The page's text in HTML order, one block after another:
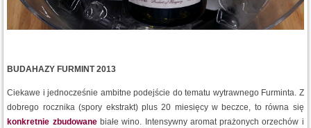
BUDAHAZY FURMINT 2013
Ciekawe i jednocześnie ambitne podejście do tematu wytrawnego Furminta. Z
dobrego rocznika (spory ekstrakt) plus 20 miesięcy w beczce, to równa się
konkretnie zbudowanebiałe wino. Intensywny aromat prażonych orzechów i